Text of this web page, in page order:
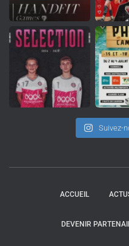
Suivez-
ACCUEIL
DEVENIR